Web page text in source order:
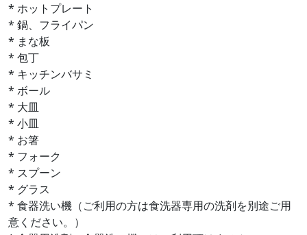
* ホットプレート
* 鍋、フライパン
* まな板
* 包丁
* キッチンバサミ
* ボール
* 大皿
* 小皿
* お箸
* フォーク
* スプーン
* グラス
* 食器洗い機（ご利用の方は食洗器専用の洗剤を別途ご用
意ください。）